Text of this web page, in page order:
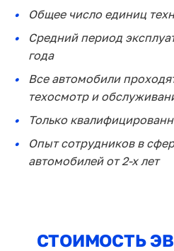
Общее число единиц
Средний период
года
Все автомобили
техосмотр и
Только
Опыт сотрудников в
автомобилей от 2-х лет
СТОИМОСТЬ